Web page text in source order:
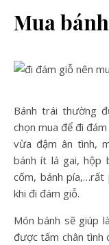
Mua
Bánh trái thường
chọn mua để đi
vừa đậm ân tình,
bánh ít lá gai, hộp
cốm, bánh
khi đi đám giỗ.
Món bánh sẽ giúp
được tấm chân tình